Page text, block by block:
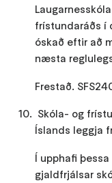
frístundaráðs í
óskað eftir að
næsta
Frestað.
Skóla- og
Íslands leggja
Í upphafi
gjaldfrjálsar